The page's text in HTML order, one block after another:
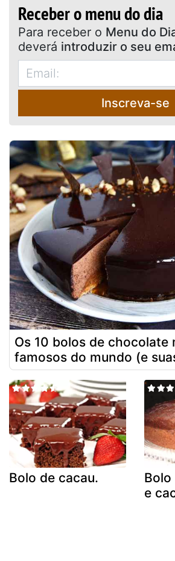
Receber o menu do dia
Para receber o Menu do
deverá introduzir o seu
Inscreva-se
Os 10 bolos de chocolate
famosos do mundo (e
Bolo de cacau.
Bolo
e